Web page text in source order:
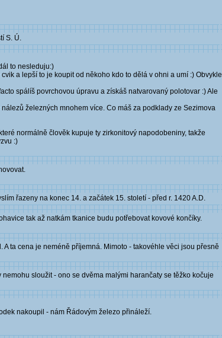
S. Ú.
to nesleduju:)
a lepší to je koupit od někoho kdo to dělá v ohni a umí :) Obvykle
spálíš povrchovou úpravu a získáš natvarovaný polotovar :) Ale
železných mnohem více. Co máš za podklady ze Sezimova
normálně člověk kupuje ty zirkonitový napodobeniny, takže
:)
řazeny na konec 14. a začátek 15. století - před r. 1420 A.D.
tak až natkám tkanice budu potřebovat kovové končíky.
ta cena je neméně příjemná. Mimoto - takovéhle věci jsou přesně
sloužit - ono se dvěma malými harančaty se těžko kočuje
nakoupil - nám Řádovým železo přináleží.